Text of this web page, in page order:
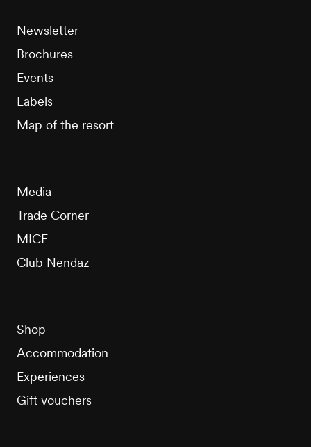
Newsletter
Brochures
Events
Labels
Map of the resort
Media
Trade Corner
MICE
Club Nendaz
Shop
Accommodation
Experiences
Gift vouchers